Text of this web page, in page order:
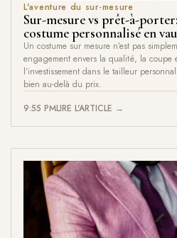
L'aventure du sur-mesure
Sur-mesure vs prêt-à-
costume personnalisé en
Un costume sur mesure n’est pas
engagement envers la qualité, la coupe
l’investissement dans le tailleur
bien au-delà du prix.
9:55 PMLIRE L'ARTICLE →